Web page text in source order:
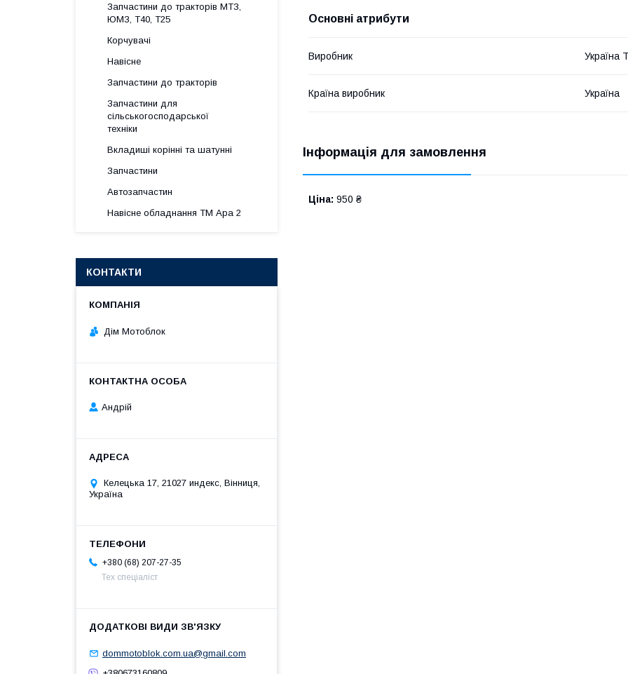
Основні атрибути
Виробник Україна
Країна виробник Україна
Інформація для замовлення
Ціна: 950 ₴
Запчастини до тракторів МТЗ,
ЮМЗ, Т40, Т25
Корчувачі
Навісне
Запчастини до тракторів
Запчастини для
сільськогосподарської
техніки
Вкладиші корінні та шатунні
Запчастини
Автозапчастин
Навісне обладнання ТМ Ара 2
КОНТАКТИ
Дім Мотоблок
Андрій
Келецька 17, 21027 индекс, Вінниця,
Україна
+380 (68) 207-27-35
Тех спеціаліст
dommotoblok.com.ua@gmail.com